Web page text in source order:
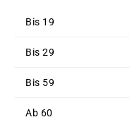
Bis 19
Bis 29
Bis 59
Ab 60